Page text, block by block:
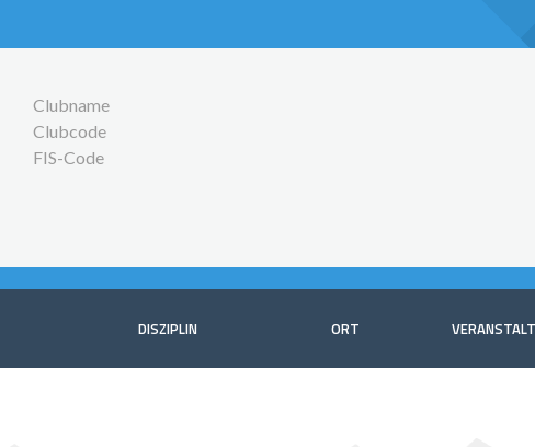
Clubname
Clubcode
FIS-Code
DISZIPLIN ORT